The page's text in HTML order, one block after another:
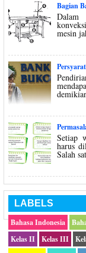
Bagian
Dalam
mesin
Setiap
harus
Salah
LABELS
Bahasa Indonesia
Kelas II
Kelas III